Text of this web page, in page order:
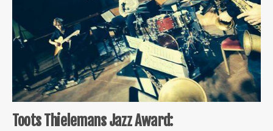
Toots Thielemans Jazz Award: